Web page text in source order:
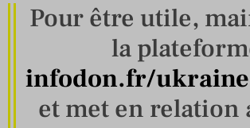
Pour être utile,
la
infodon.fr/ukraine
et met en relation